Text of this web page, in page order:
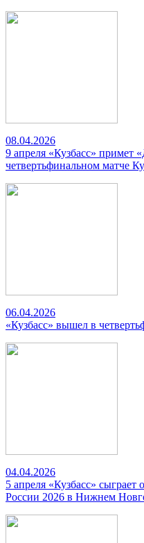
08.04.2026
9 апреля «Кузбасс»
четвертьфинальном матче
06.04.2026
«Кузбасс» вышел в
04.04.2026
5 апреля «Кузбасс»
России 2026 в Нижнем